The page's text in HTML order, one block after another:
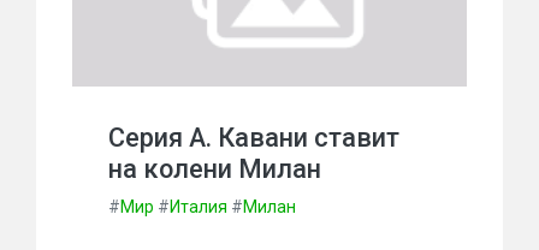
Серия А. Кавани ставит
на колени Милан
#Мир #Италия #Милан